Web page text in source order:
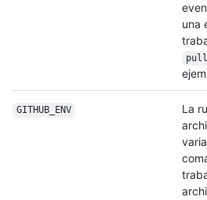
una
GITHUB_ENV
La